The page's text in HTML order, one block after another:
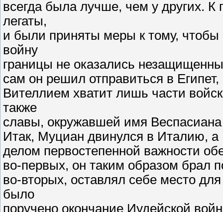
всегда была лучше, чем у других.
легаты,
и были приняты меры к тому, чтобы
войну
границы не оказались
сам он решил отправиться в
Вителлием хватит лишь части
также
славы, окружавшей имя
Итак, Муциан двинулся в Италию, а
делом первостепенной важности
во-первых, он таким образом брал
во-вторых, оставлял себе место
было
поручено окончание Иудейской